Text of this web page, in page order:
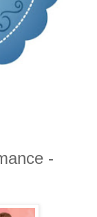
-